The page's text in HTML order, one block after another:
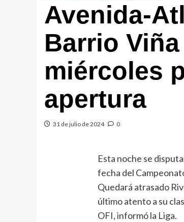
Avenida-
Barrio
miércoles
apertura
31 de julio de 2024 0
Esta noche se
fecha del
Quedará atrasado
último atento a su
OFI, informó la Liga.